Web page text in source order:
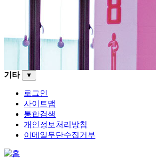
기타 ▼
로그인
사이트맵
통합검색
개인정보처리방침
이메일무단수집거부